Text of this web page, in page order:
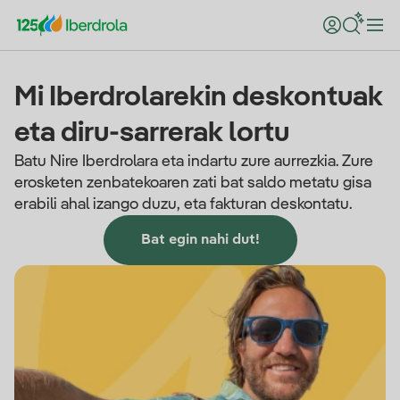
Mi Iberdrolarekin deskontuak
eta diru-sarrerak lortu
Batu Nire Iberdrolara eta indartu zure aurrezkia. Zure
erosketen zenbatekoaren zati bat saldo metatu gisa
erabili ahal izango duzu, eta fakturan deskontatu.
Bat egin nahi dut!